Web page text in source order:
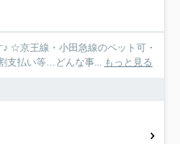
☆京王線・小田急線のペット可・
支払い等…どんな事... もっと見る